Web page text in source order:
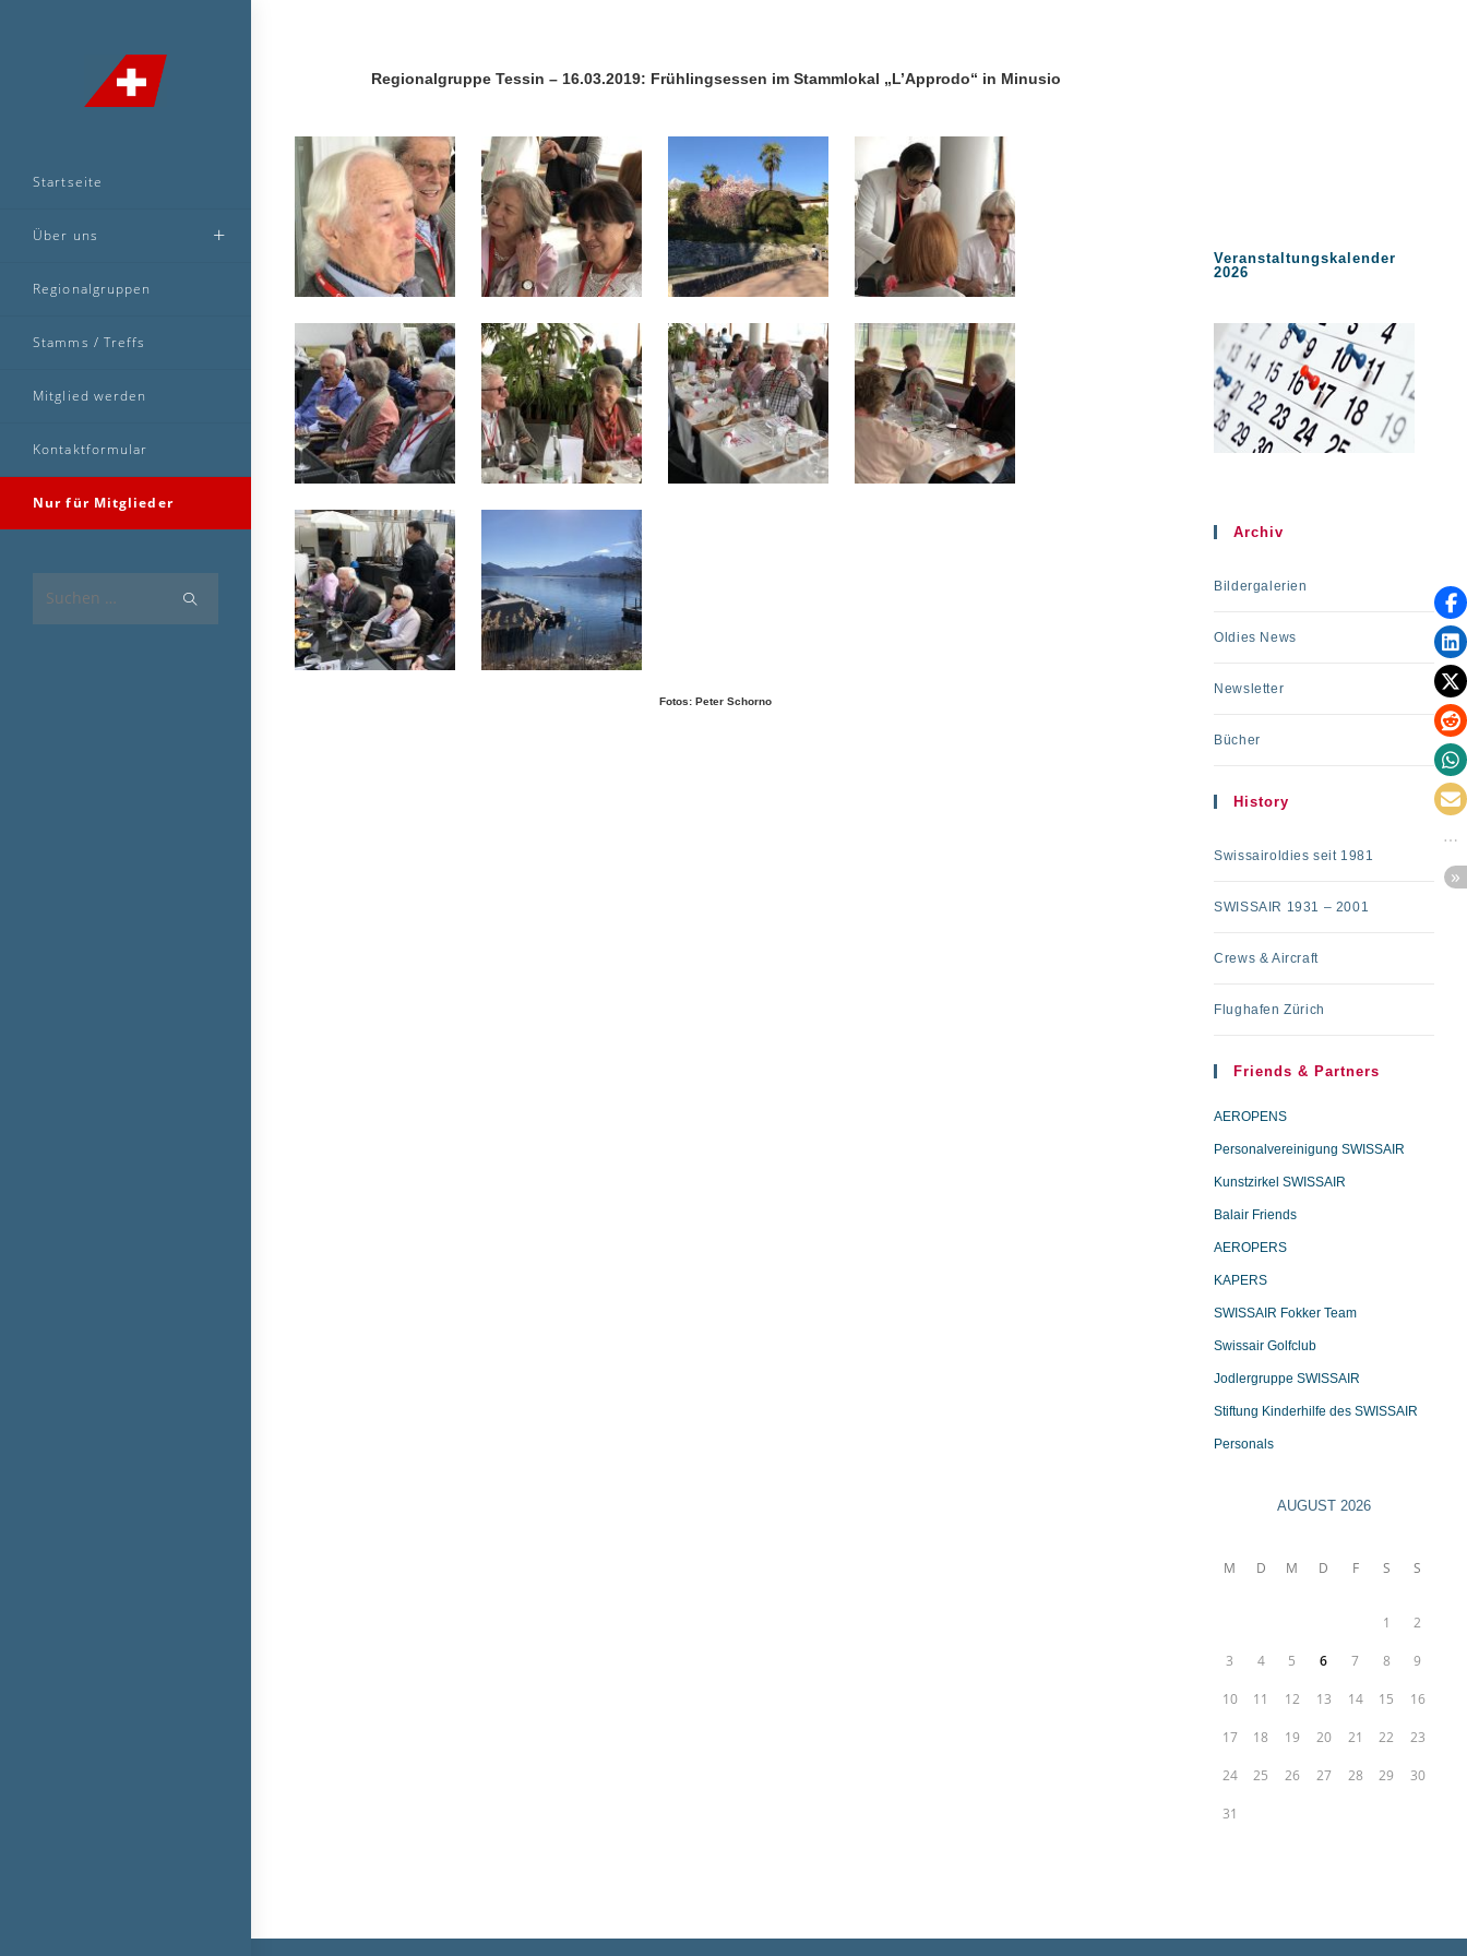
Startseite
Über uns
Regionalgruppen
Stamms / Treffs
Mitglied werden
Kontaktformular
Nur für Mitglieder
Regionalgruppe Tessin – 16.03.2019: Frühlingsessen im Stammlokal „L’Approdo“ in Minusio
Fotos: Peter Schorno
Veranstaltungskalender
2026
Archiv
Bildergalerien
Oldies News
Newsletter
Bücher
History
Swissairoldies seit 1981
SWISSAIR 1931 – 2001
Crews & Aircraft
Flughafen Zürich
Friends & Partners
AEROPENS
Personalvereinigung SWISSAIR
Kunstzirkel SWISSAIR
Balair Friends
AEROPERS
KAPERS
SWISSAIR Fokker Team
Swissair Golfclub
Jodlergruppe SWISSAIR
Stiftung Kinderhilfe des SWISSAIR
Personals
AUGUST 2026
M D M D F S S
1 2
3 4 5 6 7 8 9
10 11 12 13 14 15 16
17 18 19 20 21 22 23
24 25 26 27 28 29 30
31